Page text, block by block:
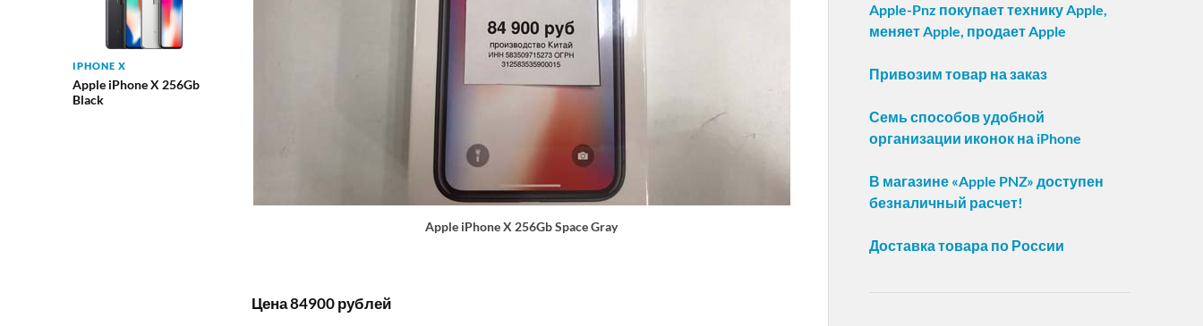
IPHONE X
Apple iPhone X 256Gb
Black
Apple iPhone X 256Gb Space Gray
Цена 84900 рублей
Apple-Pnz покупает технику Apple,
меняет Apple, продает Apple
Привозим товар на заказ
Семь способов удобной
организации иконок на iPhone
В магазине «Apple PNZ» доступен
безналичный расчет!
Доставка товара по России